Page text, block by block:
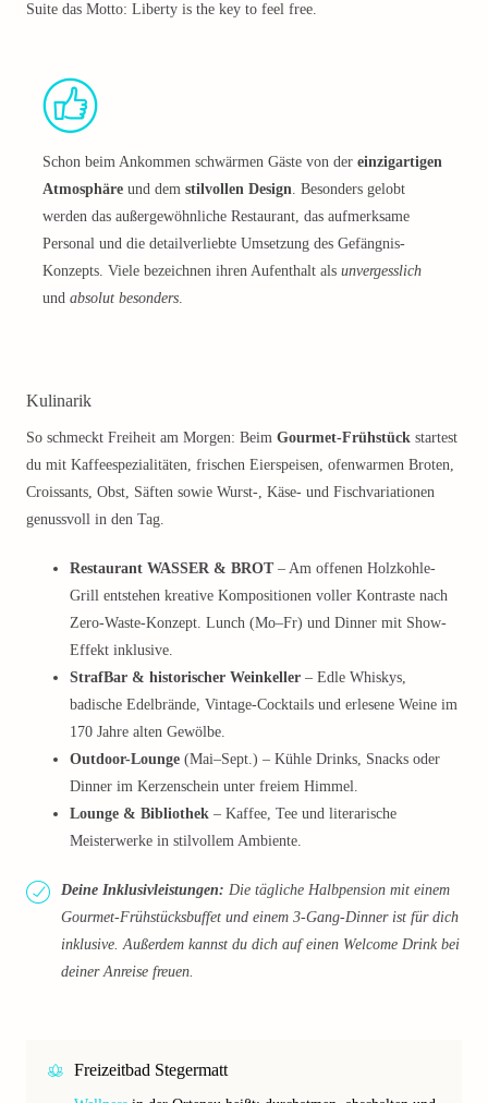
Suite das Motto: Liberty is the key to feel free.
Schon beim Ankommen schwärmen Gäste von der einzigartigen
Atmosphäre und dem stilvollen Design. Besonders gelobt
werden das außergewöhnliche Restaurant, das aufmerksame
Personal und die detailverliebte Umsetzung des Gefängnis-
Konzepts. Viele bezeichnen ihren Aufenthalt als unvergesslich
und absolut besonders.
Kulinarik
So schmeckt Freiheit am Morgen: Beim Gourmet-Frühstück startest
du mit Kaffeespezialitäten, frischen Eierspeisen, ofenwarmen Broten,
Croissants, Obst, Säften sowie Wurst-, Käse- und Fischvariationen
genussvoll in den Tag.
Restaurant WASSER & BROT– Am offenen Holzkohle-
Grill entstehen kreative Kompositionen voller Kontraste nach
Zero-Waste-Konzept. Lunch (Mo–Fr) und Dinner mit Show-
Effekt inklusive.
StrafBar & historischer Weinkeller – Edle Whiskys,
badische Edelbrände, Vintage-Cocktails und erlesene Weine im
170 Jahre alten Gewölbe.
Outdoor-Lounge (Mai–Sept.) – Kühle Drinks, Snacks oder
Dinner im Kerzenschein unter freiem Himmel.
Lounge & Bibliothek – Kaffee, Tee und literarische
Meisterwerke in stilvollem Ambiente.
Deine Inklusivleistungen: Die tägliche Halbpension mit einem
Gourmet-Frühstücksbuffet und einem 3-Gang-Dinner ist für dich
inklusive. Außerdem kannst du dich auf einen Welcome Drink bei
deiner Anreise freuen.
Freizeitbad Stegermatt